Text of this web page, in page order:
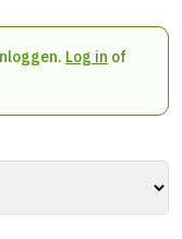
Log in of